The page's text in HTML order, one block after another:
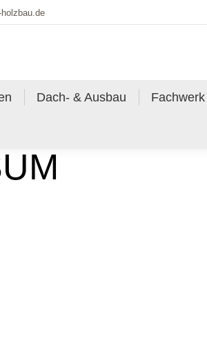
Dach- & Ausbau Fachwerk